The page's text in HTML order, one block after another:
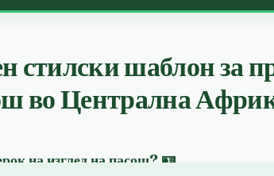
стилски шаблон за
во Централна
на изглед на пасош? 🪪